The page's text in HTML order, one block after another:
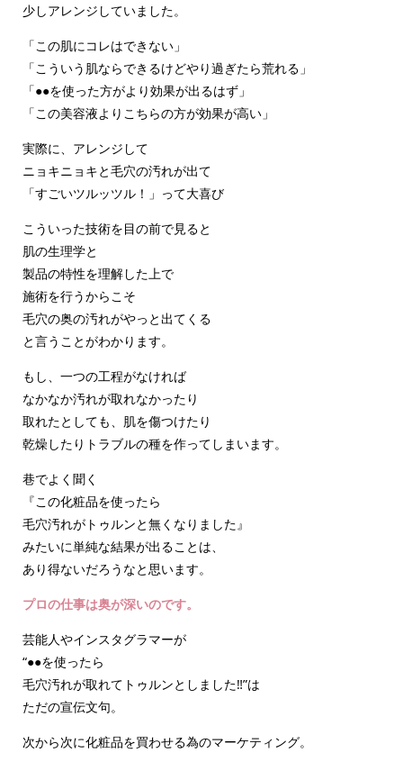
少しアレンジしていました。
「この肌にコレはできない」
「こういう肌ならできるけどやり過ぎたら荒れる」
「●●を使った方がより効果が出るはず」
「この美容液よりこちらの方が効果が高い」
実際に、アレンジして
ニョキニョキと毛穴の汚れが出て
「すごいツルッツル！」って大喜び
こういった技術を目の前で見ると
肌の生理学と
製品の特性を理解した上で
施術を行うからこそ
毛穴の奥の汚れがやっと出てくる
と言うことがわかります。
もし、一つの工程がなければ
なかなか汚れが取れなかったり
取れたとしても、肌を傷つけたり
乾燥したりトラブルの種を作ってしまいます。
巷でよく聞く
『この化粧品を使ったら
毛穴汚れがトゥルンと無くなりました』
みたいに単純な結果が出ることは、
あり得ないだろうなと思います。
プロの仕事は奥が深いのです。
芸能人やインスタグラマーが
“●●を使ったら
毛穴汚れが取れてトゥルンとしました‼️”は
ただの宣伝文句。
次から次に化粧品を買わせる為のマーケティング。